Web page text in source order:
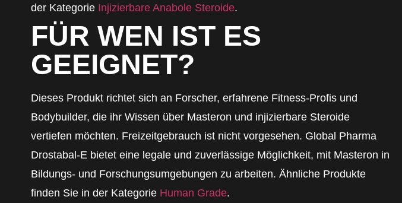
der Kategorie Injizierbare Anabole Steroide.
FÜR WEN IST ES
GEEIGNET?
Dieses Produkt richtet sich an Forscher, erfahrene Fitness-Profis und
Bodybuilder, die ihr Wissen über Masteron und injizierbare Steroide
vertiefen möchten. Freizeitgebrauch ist nicht vorgesehen. Global Pharma
Drostabal-E bietet eine legale und zuverlässige Möglichkeit, mit Masteron in
Bildungs- und Forschungsumgebungen zu arbeiten. Ähnliche Produkte
finden Sie in der Kategorie Human Grade.